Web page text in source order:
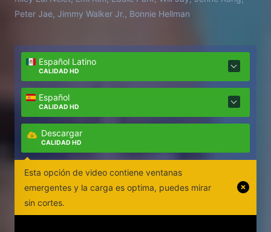
Peter Jae, Jimmy Walker Jr., Bonnie Hellman
Español Latino
CALIDAD HD
Español
CALIDAD HD
Descargar
CALIDAD HD
Esta opción de video contiene ventanas
emergentes y la carga es optima, puedes mirar
sin cortes.